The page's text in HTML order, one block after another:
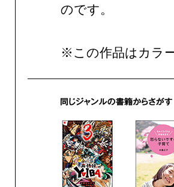
のです。
※この作品はカラ